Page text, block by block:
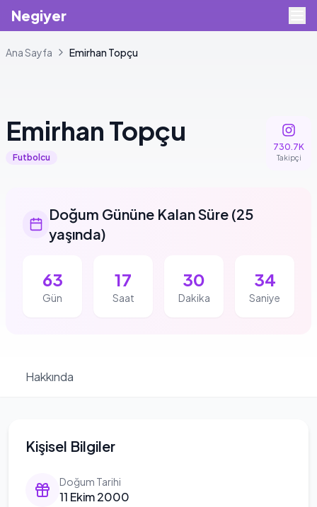
Negiyer
Ana Sayfa Emirhan Topçu
Emirhan Topçu
Futbolcu
730.7K
Takipçi
Doğum Gününe Kalan Süre (25
yaşında)
63
Gün
17
Saat
30
Dakika
33
Saniye
Hakkında
Kişisel Bilgiler
Doğum Tarihi
11 Ekim 2000